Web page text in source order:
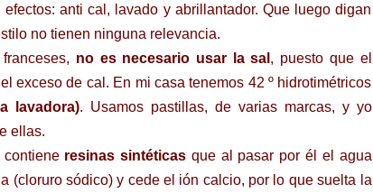
anti cal, lavado y abrillantador. Que luego digan
no tienen ninguna relevancia.
no es necesario usar la sal , puesto que el
exceso de cal. En mi casa tenemos 42 º hidrotimétricos
lavadora). Usamos pastillas, de varias marcas, y yo
ellas.
resinas sintéticas que al pasar por él el agua
(cloruro sódico) y cede el ión calcio, por lo que suelta la